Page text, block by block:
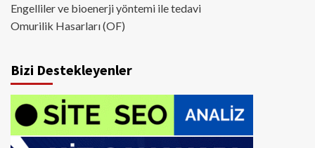
Engelliler ve bioenerji yöntemi ile tedavi
Omurilik Hasarları (OF)
Bizi Destekleyenler